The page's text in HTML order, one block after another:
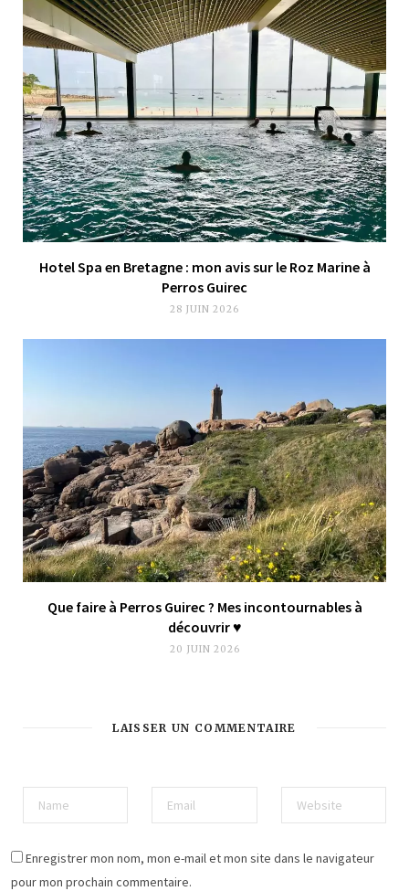
Hotel Spa en Bretagne : mon avis sur le Roz Marine à
Perros Guirec
28 JUIN 2026
Que faire à Perros Guirec ? Mes incontournables à
découvrir ♥︎
20 JUIN 2026
LAISSER UN COMMENTAIRE
Enregistrer mon nom, mon e-mail et mon site dans le navigateur
pour mon prochain commentaire.